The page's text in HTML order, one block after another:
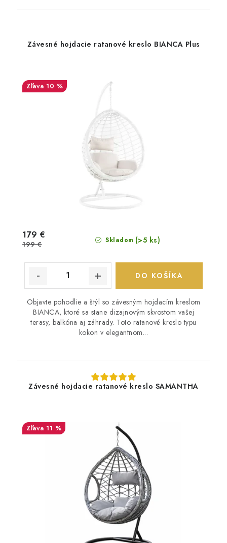
Závesné hojdacie ratanové kreslo BIANCA Plus
10 %
Skladom (>5 ks)
179 €
199 €
DO KOŠÍKA
Objavte pohodlie a štýl so závesným hojdacím kreslom
BIANCA, ktoré sa stane dizajnovým skvostom vašej
terasy, balkóna aj záhrady. Toto ratanové kreslo typu
kokon v elegantnom...
Závesné hojdacie ratanové kreslo SAMANTHA
11 %